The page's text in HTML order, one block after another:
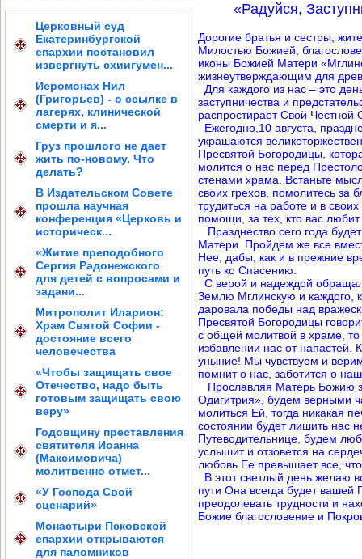
Церковный суд
Екатеринбургской
епархии постановил
извергнуть схиигумен...
Иеромонах Нил
(Григорьев) - о ссылке в
лагерях, клинической
смерти и я...
Груз прошлого не дает
жить по-новому. Что
делать?
В Издательском Совете
прошла научная
конференция «Церковь и
историческ...
«Житие преподобного
Сергия Радонежского
для детей с вопросами и
задани...
Митрополит Иларион:
Храм Святой Софии -
достояние всего
человечества
«Чтобы защищать свое
Отечество, надо быть
готовым защищать свою
веру»
Годовщину преставления
святителя Иоанна
(Максимовича)
молитвенно отмет...
«У Господа Свой
сценарий»
Монастыри Псковской
епархии открываются
для паломников
«Радуйся,
Дорогие братья и сестры,
Милостью Божией,
иконы Божией Матери
жизнеутверждающим для
Для каждого из нас – это
заступничества и
распростирает Свой
Ежегодно,10 августа,
украшаются
Пресвятой Богородицы,
молится о нас перед
стенами храма. Встаньте
своих грехов, помолитесь за
трудиться на работе и в
помощи, за тех, кто вас
Празднество сего года
Матери. Пройдем же все
Нее, дабы, как и в прежние
путь ко Спасению.
С верой и надеждой
Землю Мглинскую и каждого,
даровала победы над
Пресвятой Богородицы
с общей молитвой в храме,
избавлении нас от напастей.
уныние! Мы чувствуем и
помнит о нас, заботится о
Прославляя Матерь Божию
Одигитрия», будем верными
молиться Ей, тогда никакая
состоянии будет лишить нас
Путеводительнице, будем
услышит и отзовется на
любовь Ее превышает все,
В этот светлый день желаю
пути Она всегда будет вашей
преодолевать трудности и
Божие благословение и